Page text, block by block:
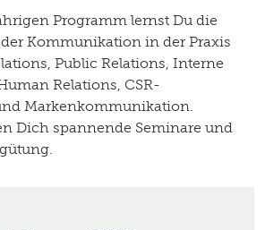
Programm lernst Du die
Kommunikation in der Praxis
Public Relations, Interne
Relations, CSR-
Markenkommunikation.
Dich spannende Seminare und